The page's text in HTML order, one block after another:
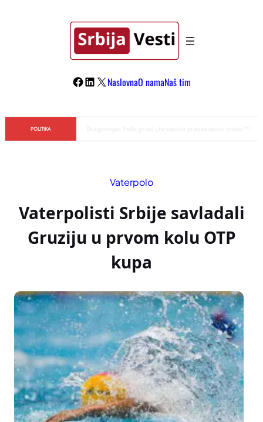
Facebook
LinkedIn
X NaslovnaO namaNaš tim
POLITIKA
Vaterpolo
Vaterpolisti Srbije savladali
Gruziju u prvom kolu OTP
kupa